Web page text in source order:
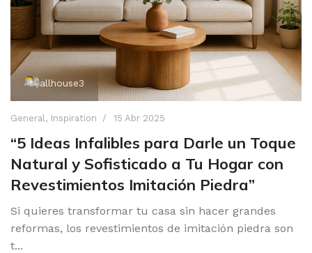
allhouse3
General, Inspiration 15 Abr 2025
“5 Ideas Infalibles para Darle un Toque
Natural y Sofisticado a Tu Hogar con
Revestimientos Imitación Piedra”
Si quieres transformar tu casa sin hacer grandes
reformas, los revestimientos de imitación piedra son
t...